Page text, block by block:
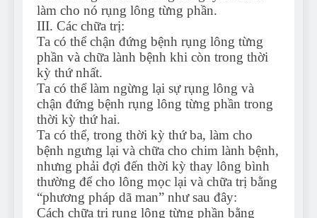
làm cho nó rụng lông từng phần.
III. Các chữa trị:
Ta có thể chận đứng bệnh rụng lông từng
phần và chữa lành bệnh khi còn trong thời
kỳ thứ nhất.
Ta có thể làm ngừng lại sự rụng lông và
chận đứng bệnh rụng lông từng phần trong
thời kỳ thứ hai.
Ta có thể, trong thời kỳ thứ ba, làm cho
bệnh ngưng lại và chữa cho chim lành bệnh,
nhưng phải đợi đến thời kỳ thay lông bình
thường để cho lông mọc lại và chữa trị bằng
“phương pháp dã man” như sau đây:
Cách chữa trị rụng lông từng phần bằng